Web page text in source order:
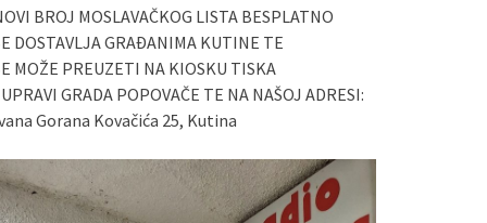
BROJ MOSLAVAČKOG LISTA BESPLATNO
DOSTAVLJA GRAĐANIMA KUTINE TE
MOŽE PREUZETI NA KIOSKU TISKA
GRADA POPOVAČE TE NA NAŠOJ ADRESI:
Gorana Kovačića 25, Kutina